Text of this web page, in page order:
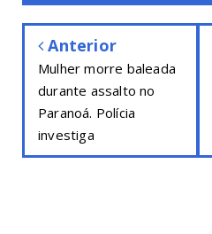
Anterior
Mulher morre baleada
durante assalto no
Paranoá. Polícia
investiga